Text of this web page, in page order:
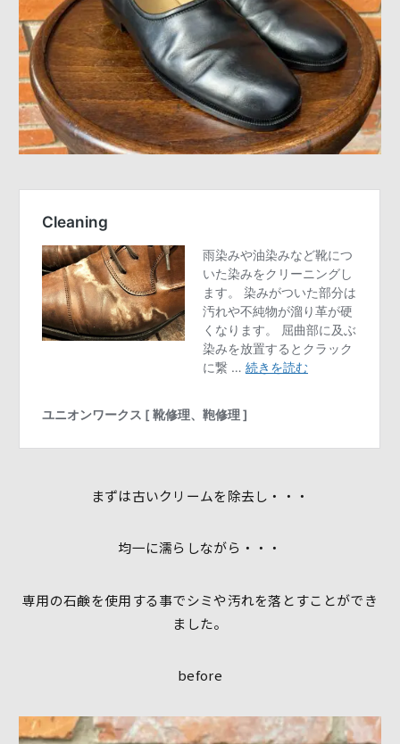
まずは古いクリームを除去し・・・
均一に濡らしながら・・・
専用の石鹸を使用する事でシミや汚れを落とすことができ
ました。
before